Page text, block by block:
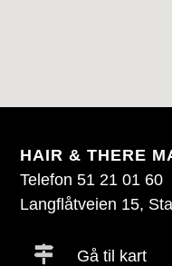
HAIR & THERE
Telefon 51 21 01 60
Langflåtveien 15,
Gå til kart